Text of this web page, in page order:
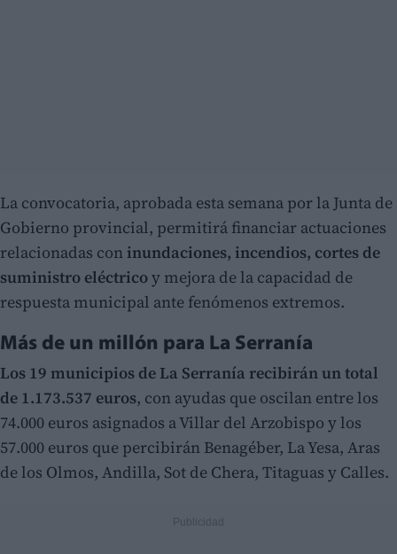
La convocatoria, aprobada esta semana por la Junta de
Gobierno provincial, permitirá financiar actuaciones
relacionadas coninundaciones, incendios, cortes de
suministro eléctricoy mejora de la capacidad de
respuesta municipal ante fenómenos extremos.
Más de un millón para La Serranía
Los 19 municipios de La Serranía recibirán un total
de 1.173.537 euros, con ayudas que oscilan entre los
74.000 euros asignados a Villar del Arzobispo y los
57.000 euros que percibirán Benagéber, La Yesa, Aras
de los Olmos, Andilla, Sot de Chera, Titaguas y Calles.